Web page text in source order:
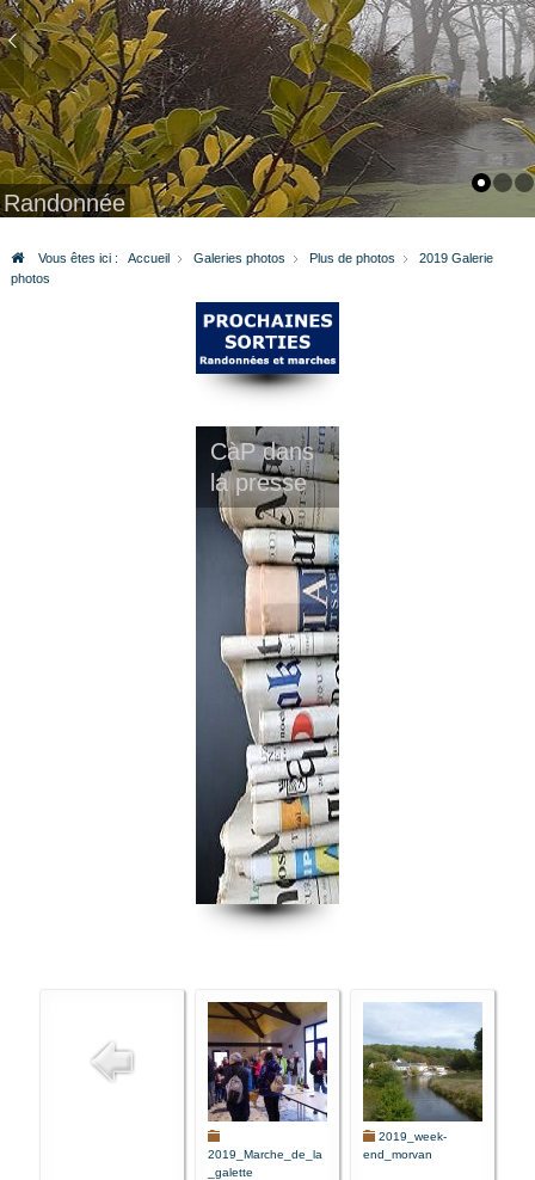
Randonnée
Vous êtes ici : Accueil Galeries photos Plus de photos
2019 Galerie
photos
CàP dans
la presse
2019_Marche_de_la
_galette
2019_week-
end_morvan